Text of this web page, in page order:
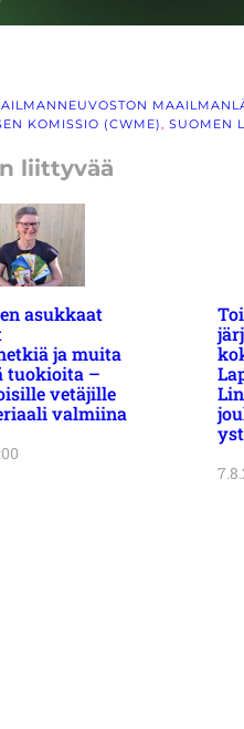
KOMISSIO (CWME)
SUOMEN
liittyvää
asukkaat
ja muita
–
vetäjille
valmiina